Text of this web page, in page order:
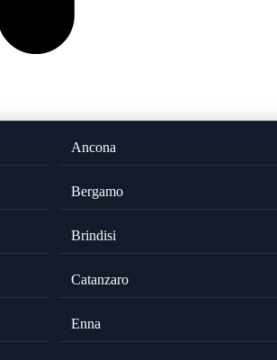
Ancona
Bergamo
Brindisi
Catanzaro
Enna